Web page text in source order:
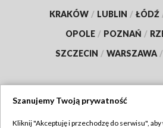
KRAKÓW / LUBLIN / ŁÓDŹ
OPOLE / POZNAŃ /
SZCZECIN / WARSZAWA /
Szanujemy Twoją prywatność
Kliknij "Akceptuję i przechodzę do serwisu", aby